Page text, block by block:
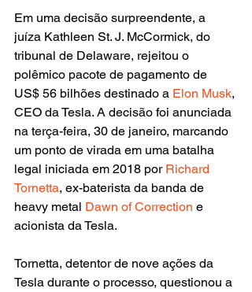
Em uma decisão surpreendente, a
juíza Kathleen St. J. McCormick, do
tribunal de Delaware, rejeitou o
polêmico pacote de pagamento de
US$ 56 bilhões destinado a Elon Musk,
CEO da Tesla. A decisão foi anunciada
na terça-feira, 30 de janeiro, marcando
um ponto de virada em uma batalha
legal iniciada em 2018 por Richard
Tornetta, ex-baterista da banda de
heavy metal Dawn of Correction e
acionista da Tesla.
Tornetta, detentor de nove ações da
Tesla durante o processo, questionou a